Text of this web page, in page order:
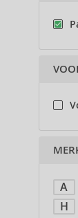
A
H